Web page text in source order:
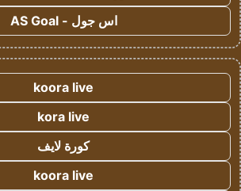
اس جول - AS Goal
koora live
kora live
كورة لايف
koora live